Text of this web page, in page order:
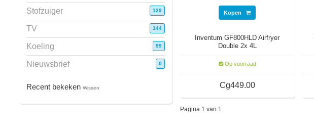
Stofzuiger 129
TV 144
Koeling 99
Nieuwsbrief 0
Recent bekeken Wissen
Kopen
Inventum GF800HLD Airfryer
Double 2x 4L
Op voorraad
Cg449.00
Pagina 1 van 1